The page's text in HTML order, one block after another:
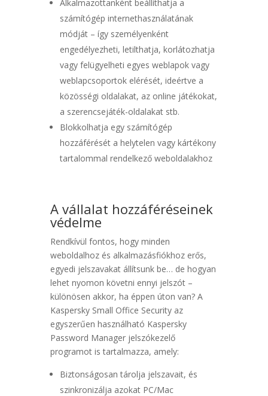
Alkalmazottanként beállíthatja a
számítógép internethasználatának
módját – így személyenként
engedélyezheti, letilthatja, korlátozhatja
vagy felügyelheti egyes weblapok vagy
weblapcsoportok elérését, ideértve a
közösségi oldalakat, az online játékokat,
a szerencsejáték-oldalakat stb.
Blokkolhatja egy számítógép
hozzáférését a helytelen vagy kártékony
tartalommal rendelkező weboldalakhoz
A vállalat hozzáféréseinek
védelme
Rendkívül fontos, hogy minden
weboldalhoz és alkalmazásfiókhoz erős,
egyedi jelszavakat állítsunk be… de hogyan
lehet nyomon követni ennyi jelszót –
különösen akkor, ha éppen úton van? A
Kaspersky Small Office Security az
egyszerűen használható Kaspersky
Password Manager jelszókezelő
programot is tartalmazza, amely:
Biztonságosan tárolja jelszavait, és
szinkronizálja azokat PC/Mac